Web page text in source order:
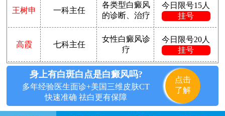
王树申 一科主任
各类型白癜风
的诊断、治疗
今日限号15人
挂号
高霞 七科主任
女性白癜风诊
疗
今日限号20人
挂号
身上有白斑白点是白癜风吗?
多年经验医生面诊+美国三维皮肤CT
快速准确 祛白更有保障
点击
了解